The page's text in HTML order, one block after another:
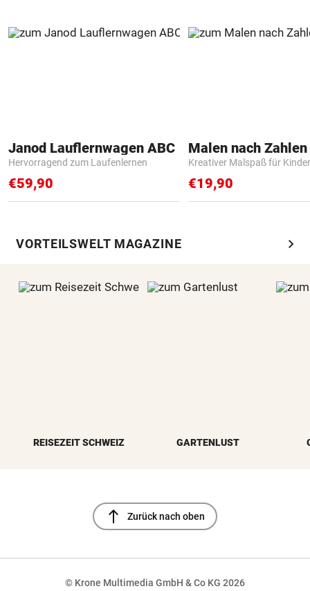
Janod Lauflernwagen ABC
Hervorragend zum Laufenlernen
€59,90
Kreativer Malspaß für Kinder
€19,90
VORTEILSWELT MAGAZINE chevron_right
REISEZEIT SCHWEIZ GARTENLUST
north Zurück nach oben
© Krone Multimedia GmbH & Co KG 2026